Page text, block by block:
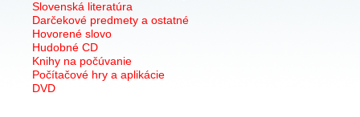
Slovenská literatúra
Darčekové predmety a ostatné
Hovorené slovo
Hudobné CD
Knihy na počúvanie
Počítačové hry a aplikácie
DVD